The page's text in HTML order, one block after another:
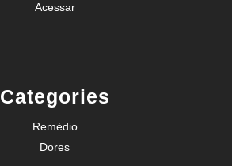
Acessar
Categories
Remédio
Dores